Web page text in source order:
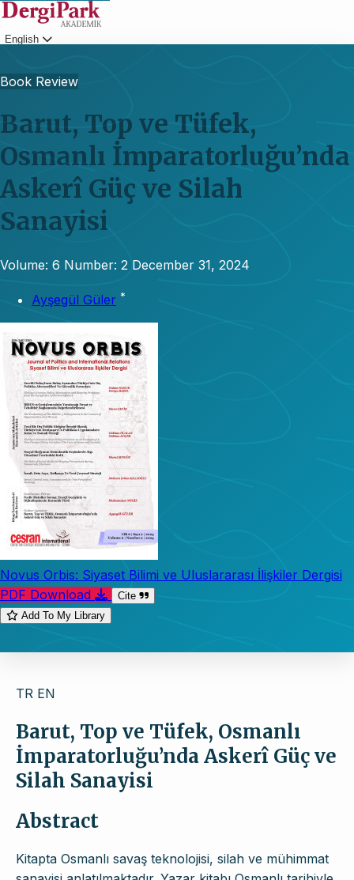
English
Book Review
Barut, Top ve Tüfek,
Osmanlı İmparatorluğu’nda
Askerî Güç ve Silah
Sanayisi
Volume: 6 Number: 2 December 31, 2024
Ayşegül Güler *
Novus Orbis: Siyaset Bilimi ve Uluslararası İlişkiler Dergisi
PDF Download
Cite
Add To My Library
TR EN
Barut, Top ve Tüfek, Osmanlı
İmparatorluğu’nda Askerî Güç ve
Silah Sanayisi
Abstract
Kitapta Osmanlı savaş teknolojisi, silah ve mühimmat